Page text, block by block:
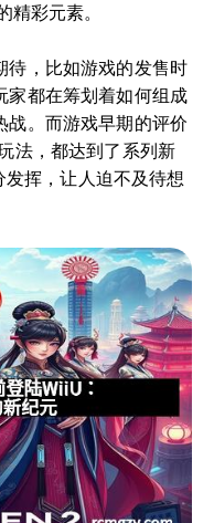
精彩元素。
待，比如游戏的发售时
家都在筹划着如何组成
战。而游戏早期的评价
法，都达到了系列新
发挥，让人迫不及待想